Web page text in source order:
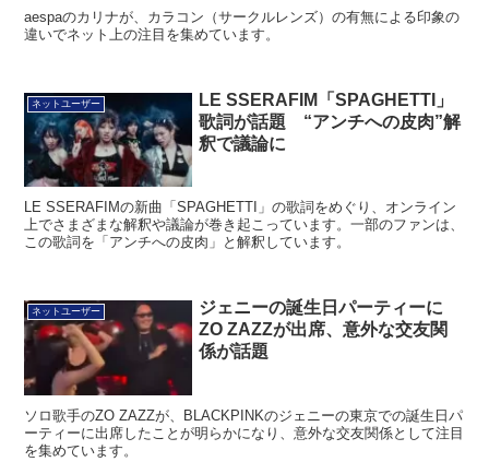
aespaのカリナが、カラコン（サークルレンズ）の有無による印象の
違いでネット上の注目を集めています。
ネットユーザー
LE SSERAFIM「SPAGHETTI」
歌詞が話題 “アンチへの皮肉”解
釈で議論に
LE SSERAFIMの新曲「SPAGHETTI」の歌詞をめぐり、オンライン
上でさまざまな解釈や議論が巻き起こっています。一部のファンは、
この歌詞を「アンチへの皮肉」と解釈しています。
ネットユーザー
ジェニーの誕生日パーティーに
ZO ZAZZが出席、意外な交友関
係が話題
ソロ歌手のZO ZAZZが、BLACKPINKのジェニーの東京での誕生日パ
ーティーに出席したことが明らかになり、意外な交友関係として注目
を集めています。